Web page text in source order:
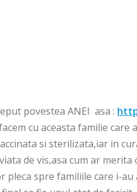
povestea ANEI asa :
cu aceasta familie care
si sterilizata,iar in
de vis,asa cum ar
pleca spre familiile care i-